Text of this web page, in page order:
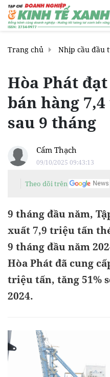
Trang chủ Nhịp cầu đầu
Hòa Phát
bán hàng
sau 9 tháng
Cẩm Thạch
09/10/2025 09:43:13
Theo dõi trên
9 tháng đầu năm,
xuất 7,9 triệu tấn
9 tháng đầu năm
Hòa Phát đã cung
triệu tấn, tăng 51%
2024.